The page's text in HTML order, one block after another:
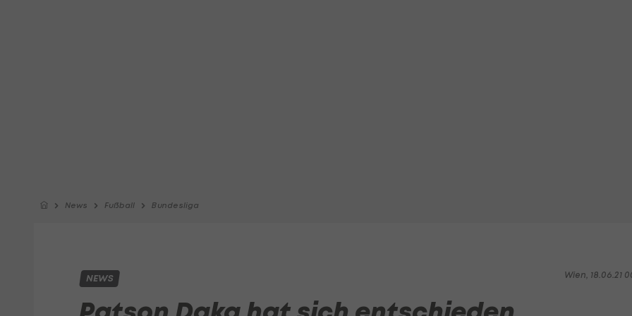
News Fußball Bundesliga
Wien, 18.06.21
NEWS